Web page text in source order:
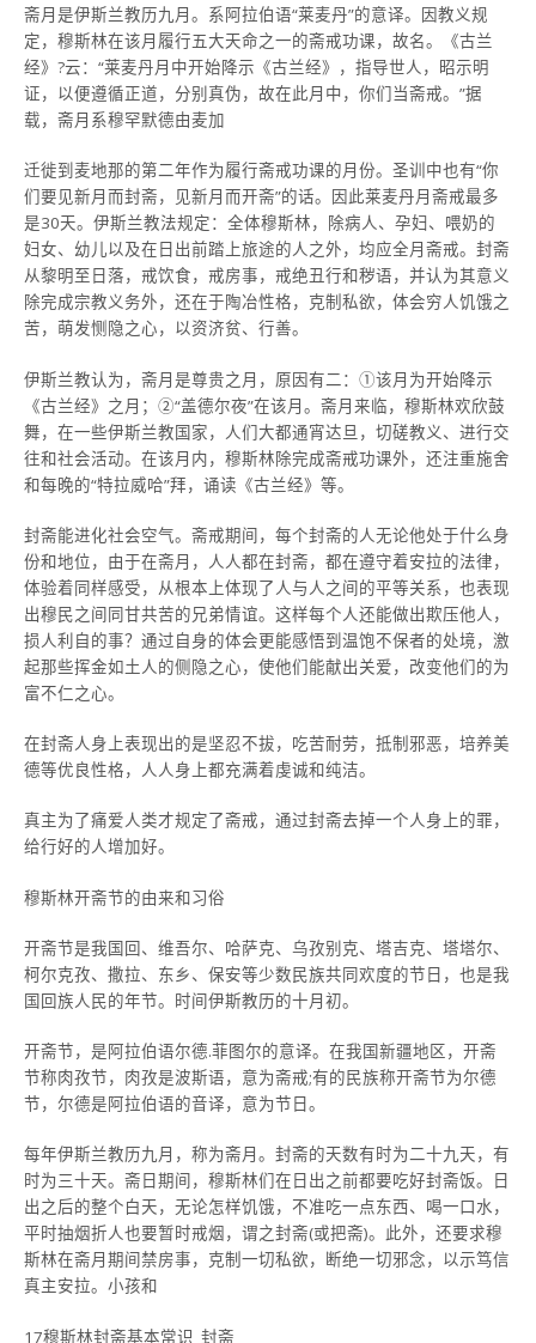
斋月是伊斯兰教历九月。系阿拉伯语“莱麦丹”的意译。因教义规
定，穆斯林在该月履行五大天命之一的斋戒功课，故名。《古兰
经》?云：“莱麦丹月中开始降示《古兰经》，指导世人，昭示明
证，以便遵循正道，分别真伪，故在此月中，你们当斋戒。”据
载，斋月系穆罕默德由麦加
迁徙到麦地那的第二年作为履行斋戒功课的月份。圣训中也有“你
们要见新月而封斋，见新月而开斋”的话。因此莱麦丹月斋戒最多
是30天。伊斯兰教法规定：全体穆斯林，除病人、孕妇、喂奶的
妇女、幼儿以及在日出前踏上旅途的人之外，均应全月斋戒。封斋
从黎明至日落，戒饮食，戒房事，戒绝丑行和秽语，并认为其意义
除完成宗教义务外，还在于陶冶性格，克制私欲，体会穷人饥饿之
苦，萌发恻隐之心，以资济贫、行善。
伊斯兰教认为，斋月是尊贵之月，原因有二：①该月为开始降示
《古兰经》之月；②“盖德尔夜”在该月。斋月来临，穆斯林欢欣鼓
舞，在一些伊斯兰教国家，人们大都通宵达旦，切磋教义、进行交
往和社会活动。在该月内，穆斯林除完成斋戒功课外，还注重施舍
和每晚的“特拉威哈”拜，诵读《古兰经》等。
封斋能进化社会空气。斋戒期间，每个封斋的人无论他处于什么身
份和地位，由于在斋月，人人都在封斋，都在遵守着安拉的法律，
体验着同样感受，从根本上体现了人与人之间的平等关系，也表现
出穆民之间同甘共苦的兄弟情谊。这样每个人还能做出欺压他人，
损人利自的事？通过自身的体会更能感悟到温饱不保者的处境，激
起那些挥金如土人的侧隐之心，使他们能献出关爱，改变他们的为
富不仁之心。
在封斋人身上表现出的是坚忍不拔，吃苦耐劳，抵制邪恶，培养美
德等优良性格，人人身上都充满着虔诚和纯洁。
真主为了痛爱人类才规定了斋戒，通过封斋去掉一个人身上的罪，
给行好的人增加好。
穆斯林开斋节的由来和习俗
开斋节是我国回、维吾尔、哈萨克、乌孜别克、塔吉克、塔塔尔、
柯尔克孜、撒拉、东乡、保安等少数民族共同欢度的节日，也是我
国回族人民的年节。时间伊斯教历的十月初。
开斋节，是阿拉伯语尔德.菲图尔的意译。在我国新疆地区，开斋
节称肉孜节，肉孜是波斯语，意为斋戒;有的民族称开斋节为尔德
节，尔德是阿拉伯语的音译，意为节日。
每年伊斯兰教历九月，称为斋月。封斋的天数有时为二十九天，有
时为三十天。斋日期间，穆斯林们在日出之前都要吃好封斋饭。日
出之后的整个白天，无论怎样饥饿，不准吃一点东西、喝一口水，
平时抽烟折人也要暂时戒烟，谓之封斋(或把斋)。此外，还要求穆
斯林在斋月期间禁房事，克制一切私欲，断绝一切邪念，以示笃信
真主安拉。小孩和
17穆斯林封斋基本常识_封斋